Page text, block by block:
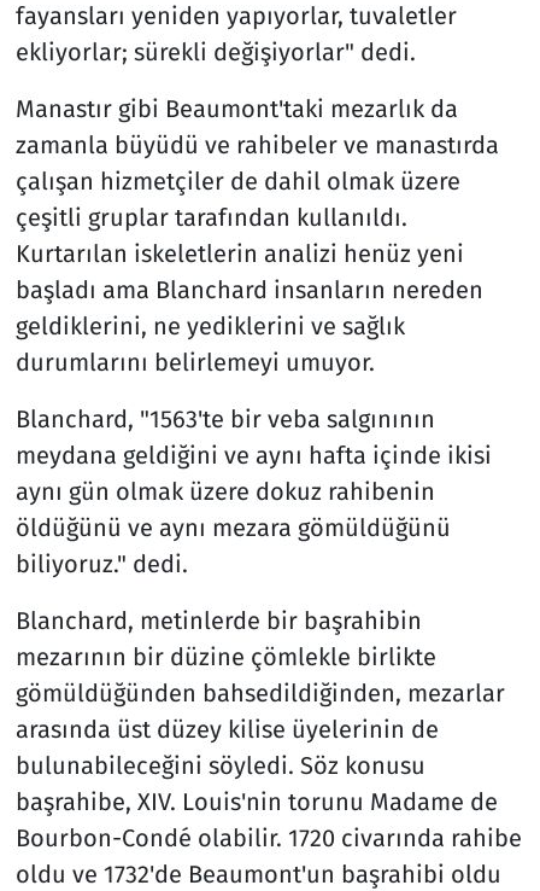
fayansları yeniden yapıyorlar, tuvaletler
ekliyorlar; sürekli değişiyorlar" dedi.
Manastır gibi Beaumont'taki mezarlık da
zamanla büyüdü ve rahibeler ve manastırda
çalışan hizmetçiler de dahil olmak üzere
çeşitli gruplar tarafından kullanıldı.
Kurtarılan iskeletlerin analizi henüz yeni
başladı ama Blanchard insanların nereden
geldiklerini, ne yediklerini ve sağlık
durumlarını belirlemeyi umuyor.
Blanchard, "1563'te bir veba salgınının
meydana geldiğini ve aynı hafta içinde ikisi
aynı gün olmak üzere dokuz rahibenin
öldüğünü ve aynı mezara gömüldüğünü
biliyoruz." dedi.
Blanchard, metinlerde bir başrahibin
mezarının bir düzine çömlekle birlikte
gömüldüğünden bahsedildiğinden, mezarlar
arasında üst düzey kilise üyelerinin de
bulunabileceğini söyledi. Söz konusu
başrahibe, XIV. Louis'nin torunu Madame de
Bourbon-Condé olabilir. 1720 civarında rahibe
oldu ve 1732'de Beaumont'un başrahibi oldu